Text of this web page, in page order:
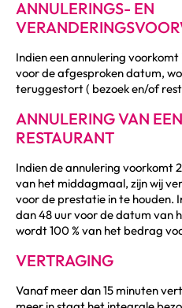
ANNULERINGS- EN
Indien een annulering
voor de afgesproken datum,
teruggestort ( bezoek en/of
ANNULERING VAN
RESTAURANT
Indien de annulering voorkomt
van het middagmaal, zijn wij
voor de prestatie in te houden.
dan 48 uur voor de datum van
wordt 100 % van het bedrag
VERTRAGING
Vanaf meer dan 15 minuten